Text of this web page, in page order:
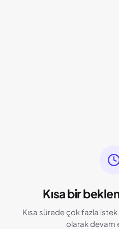
Kısa bir
Kısa sürede çok fazla
olarak devam